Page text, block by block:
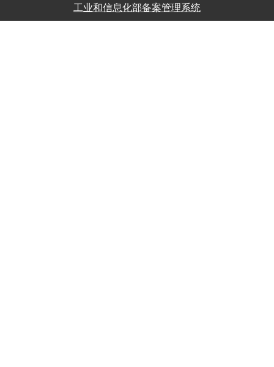
工业和信息化部备案管理系统